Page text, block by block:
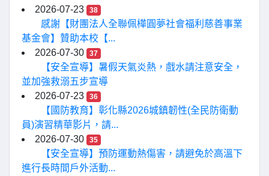
2026-07-23
38
感謝【財團法人全聯佩樺圓夢社會福利慈善事業
基金會】贊助本校【...
2026-07-30
37
【安全宣導】暑假天氣炎熱，戲水請注意安全，
並加強救溺五步宣導
2026-07-23
36
【國防教育】彰化縣2026城鎮韌性(全民防衛動
員)演習精華影片，請...
2026-07-30
35
【安全宣導】預防運動熱傷害，請避免於高溫下
進行長時間戶外活動...